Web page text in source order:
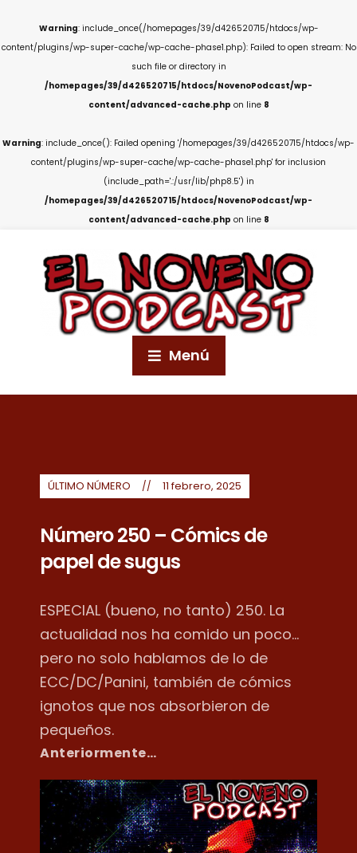
Warning: include_once(/homepages/39/d426520715/htdocs/wp-
content/plugins/wp-super-cache/wp-cache-phase1.php): Failed to open stream: No
such file or directory in
/homepages/39/d426520715/htdocs/NovenoPodcast/wp-
content/advanced-cache.php on line 8
Warning: include_once(): Failed opening '/homepages/39/d426520715/htdocs/wp-
content/plugins/wp-super-cache/wp-cache-phase1.php' for inclusion
(include_path='.:/usr/lib/php8.5') in
/homepages/39/d426520715/htdocs/NovenoPodcast/wp-
content/advanced-cache.php on line 8
Menú
ÚLTIMO NÚMERO 11 febrero, 2025
Número 250 – Cómics de
papel de sugus
ESPECIAL (bueno, no tanto) 250. La
actualidad nos ha comido un poco...
pero no solo hablamos de lo de
ECC/DC/Panini, también de cómics
ignotos que nos absorbieron de
pequeños.
Anteriormente…